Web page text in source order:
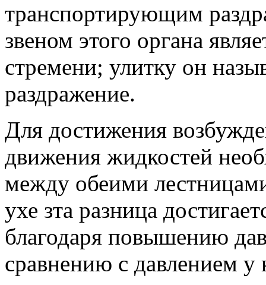
транспортирующим
звеном этого органа
стремени; улитку он
раздражение.
Для достижения
движения жидкостей
между обеими
ухе зта разница
благодаря повышению
сравнению с давлением